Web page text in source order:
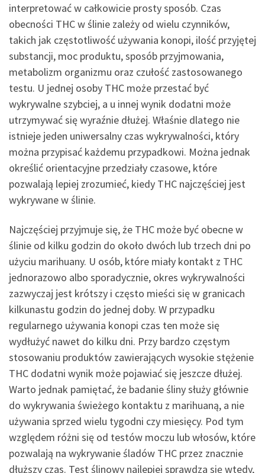
interpretować w całkowicie prosty sposób. Czas
obecności THC w ślinie zależy od wielu czynników,
takich jak częstotliwość używania konopi, ilość przyjętej
substancji, moc produktu, sposób przyjmowania,
metabolizm organizmu oraz czułość zastosowanego
testu. U jednej osoby THC może przestać być
wykrywalne szybciej, a u innej wynik dodatni może
utrzymywać się wyraźnie dłużej. Właśnie dlatego nie
istnieje jeden uniwersalny czas wykrywalności, który
można przypisać każdemu przypadkowi. Można jednak
określić orientacyjne przedziały czasowe, które
pozwalają lepiej zrozumieć, kiedy THC najczęściej jest
wykrywane w ślinie.
Najczęściej przyjmuje się, że THC może być obecne w
ślinie od kilku godzin do około dwóch lub trzech dni po
użyciu marihuany. U osób, które miały kontakt z THC
jednorazowo albo sporadycznie, okres wykrywalności
zazwyczaj jest krótszy i często mieści się w granicach
kilkunastu godzin do jednej doby. W przypadku
regularnego używania konopi czas ten może się
wydłużyć nawet do kilku dni. Przy bardzo częstym
stosowaniu produktów zawierających wysokie stężenie
THC dodatni wynik może pojawiać się jeszcze dłużej.
Warto jednak pamiętać, że badanie śliny służy głównie
do wykrywania świeżego kontaktu z marihuaną, a nie
używania sprzed wielu tygodni czy miesięcy. Pod tym
względem różni się od testów moczu lub włosów, które
pozwalają na wykrywanie śladów THC przez znacznie
dłuższy czas. Test ślinowy najlepiej sprawdza się wtedy,